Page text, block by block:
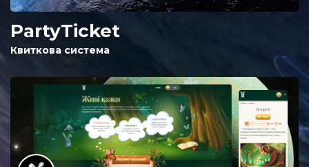
PartyTicket
Квиткова система